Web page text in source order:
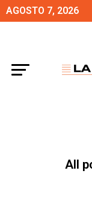
AGOSTO 7, 2026
All